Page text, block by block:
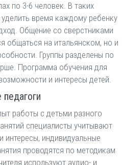
по 3-6 человек. В таких
время каждому ребенку
Общение со сверстниками
общаться на итальянском, но и
Группы разделены по
Программа обучения для
и интересы детей.
работы с детьми разного
специалисты учитывают
интересы, индивидуальные
проводятся по методикам
используют аудио- и